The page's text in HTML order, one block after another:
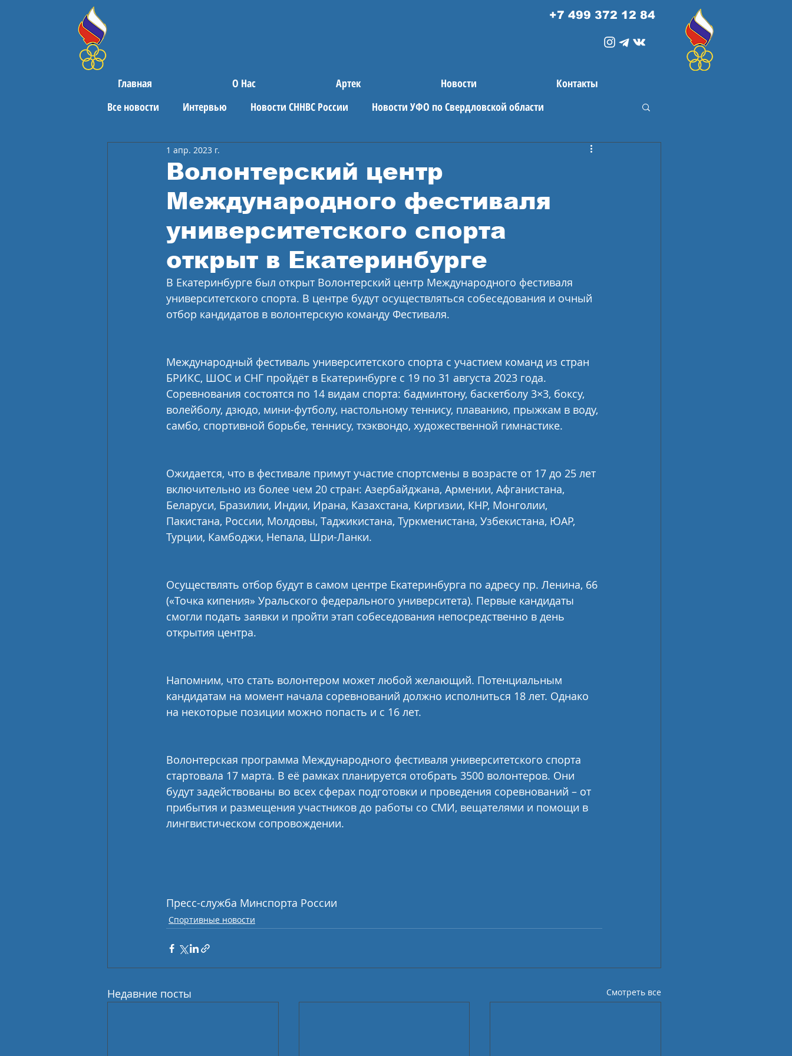
+7 499 372 12 84
Главная О Нас Артек Новости
Контакты
Все новости
Интервью Новости СННВС России Новости УФО по Свердловской области
Поздравления Спортивные новости
Волонтерский центр
Международного фестиваля
университетского спорта
открыт в Екатеринбурге
1 апр. 2023 г.
В Екатеринбурге был открыт Волонтерский центр Международного фестиваля
университетского спорта. В центре будут осуществляться собеседования и очный
отбор кандидатов в волонтерскую команду Фестиваля.
Международный фестиваль университетского спорта с участием команд из стран
БРИКС, ШОС и СНГ пройдёт в Екатеринбурге с 19 по 31 августа 2023 года.
Соревнования состоятся по 14 видам спорта: бадминтону, баскетболу 3×3, боксу,
волейболу, дзюдо, мини-футболу, настольному теннису, плаванию, прыжкам в воду,
самбо, спортивной борьбе, теннису, тхэквондо, художественной гимнастике.
Ожидается, что в фестивале примут участие спортсмены в возрасте от 17 до 25 лет
включительно из более чем 20 стран: Азербайджана, Армении, Афганистана,
Беларуси, Бразилии, Индии, Ирана, Казахстана, Киргизии, КНР, Монголии,
Пакистана, России, Молдовы, Таджикистана, Туркменистана, Узбекистана, ЮАР,
Турции, Камбоджи, Непала, Шри-Ланки.
Осуществлять отбор будут в самом центре Екатеринбурга по адресу пр. Ленина, 66
(«Точка кипения» Уральского федерального университета). Первые кандидаты
смогли подать заявки и пройти этап собеседования непосредственно в день
открытия центра.
Напомним, что стать волонтером может любой желающий. Потенциальным
кандидатам на момент начала соревнований должно исполниться 18 лет. Однако
на некоторые позиции можно попасть и с 16 лет.
Волонтерская программа Международного фестиваля университетского спорта
стартовала 17 марта. В её рамках планируется отобрать 3500 волонтеров. Они
будут задействованы во всех сферах подготовки и проведения соревнований – от
прибытия и размещения участников до работы со СМИ, вещателями и помощи в
лингвистическом сопровождении.
Пресс-служба Минспорта России
Спортивные новости
Недавние посты Смотреть все